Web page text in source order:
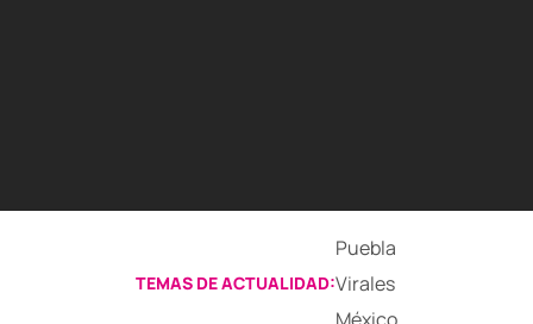
TEMAS DE ACTUALIDAD:
Puebla
Virales
México